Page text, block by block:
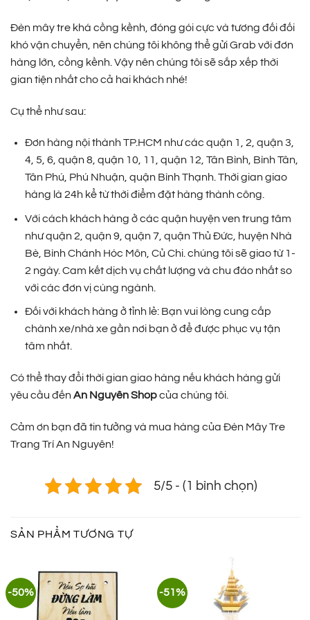
Đèn mây tre khá cồng kềnh, đóng gói cực và tương đối đối
khó vận chuyển, nên chúng tôi không thể gửi Grab với đơn
hàng lớn, cồng kềnh. Vậy nên chúng tôi sẽ sắp xếp thời
gian tiện nhất cho cả hai khách nhé!
Cụ thể như sau:
Đơn hàng nội thành TP.HCM như các quận 1, 2, quận 3,
4, 5, 6, quận 8, quận 10, 11, quận 12, Tân Bình, Bình Tân,
Tân Phú, Phú Nhuận, quận Bình Thạnh. Thời gian giao
hàng là 24h kể từ thời điểm đặt hàng thành công.
Với cách khách hàng ở các quận huyện ven trung tâm
như quận 2, quận 9, quận 7, quận Thủ Đức, huyện Nhà
Bè, Bình Chánh Hóc Môn, Củ Chi. chúng tôi sẽ giao từ 1-
2 ngày. Cam kết dịch vụ chất lượng và chu đáo nhất so
với các đơn vị cùng ngành.
Đối với khách hàng ở tỉnh lẻ: Bạn vui lòng cung cấp
chành xe/nhà xe gần nơi bạn ở để được phục vụ tận
tâm nhất.
Có thể thay đổi thời gian giao hàng nếu khách hàng gửi
yêu cầu đến An Nguyên Shopcủa chúng tôi.
Cảm ơn bạn đã tin tưởng và mua hàng của Đèn Mây Tre
Trang Trí An Nguyên!
5/5 - (1 bình chọn)
SẢN PHẨM TƯƠNG TỰ
-50% -51%